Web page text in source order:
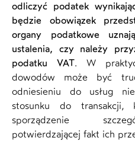
odliczyć podatek
będzie obowiązek
organy podatkowe
ustalenia, czy należy
podatku VAT. W
dowodów może być
odniesieniu do usług
stosunku do transakcji,
sporządzenie
potwierdzającej fakt ich